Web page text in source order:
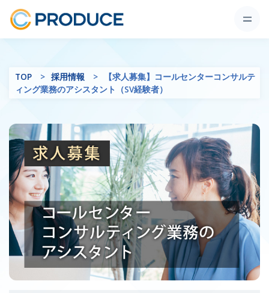
TOP 採用情報
【求人募集】コールセンターコンサルテ
ィング業務のアシスタント（SV経験者）